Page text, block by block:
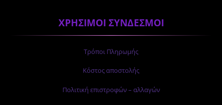
ΧΡΗΣΙΜΟΙ ΣΥΝΔΕΣΜΟΙ
Τρόποι Πληρωμής
Κόστος αποστολής
Πολιτική επιστροφών – αλλαγών